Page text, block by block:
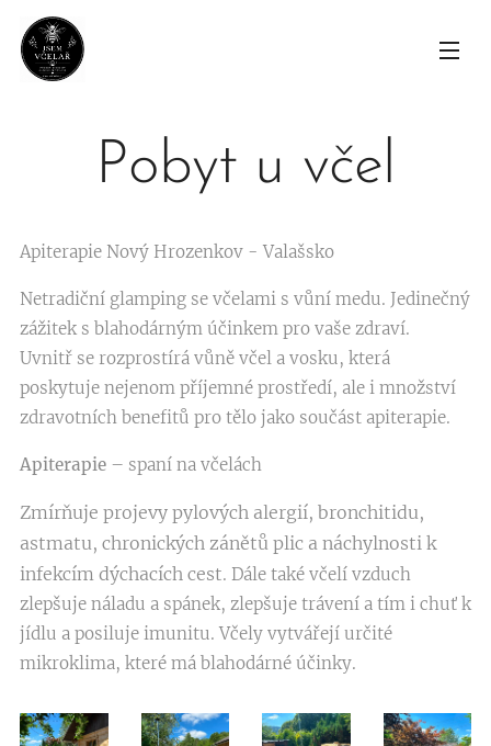
Pobyt u včel
Apiterapie Nový Hrozenkov - Valašsko
Netradiční glamping se včelami s vůní medu. Jedinečný
zážitek s blahodárným účinkem pro vaše zdraví.
Uvnitř se rozprostírá vůně včel a vosku, která
poskytuje nejenom příjemné prostředí, ale i množství
zdravotních benefitů pro tělo jako součást apiterapie.
Apiterapie – spaní na včelách
Zmírňuje projevy pylových alergií, bronchitidu,
astmatu, chronických zánětů plic a náchylnosti k
infekcím dýchacích cest. Dále také včelí vzduch
zlepšuje náladu a spánek, zlepšuje trávení a tím i chuť k
jídlu a posiluje imunitu. Včely vytvářejí určité
mikroklima, které má blahodárné účinky.